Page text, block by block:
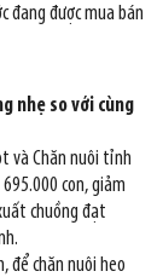
đang được mua bán
nhẹ so với cùng
và Chăn nuôi tỉnh
con, giảm
chuồng đạt
để chăn nuôi heo